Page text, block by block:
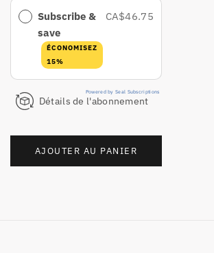
Subscribe &
save
ÉCONOMISEZ
15%
CA$46.75
Powered by Seal Subscriptions
Détails de l'abonnement
AJOUTER AU PANIER